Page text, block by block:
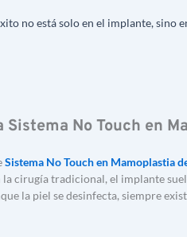
no está solo en el implante, sino
Sistema No Touch en
Sistema No Touch en Mamoplastia
la cirugía tradicional, el implante
la piel se desinfecta, siempre